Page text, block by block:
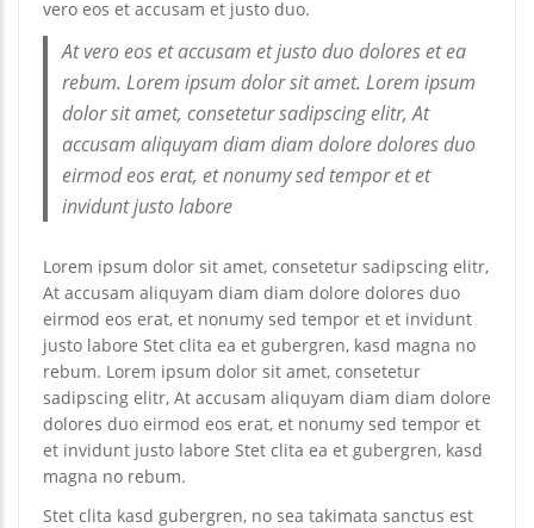
vero eos et accusam et justo duo.
At vero eos et accusam et justo duo dolores et ea
rebum. Lorem ipsum dolor sit amet. Lorem ipsum
dolor sit amet, consetetur sadipscing elitr, At
accusam aliquyam diam diam dolore dolores duo
eirmod eos erat, et nonumy sed tempor et et
invidunt justo labore
Lorem ipsum dolor sit amet, consetetur sadipscing elitr,
At accusam aliquyam diam diam dolore dolores duo
eirmod eos erat, et nonumy sed tempor et et invidunt
justo labore Stet clita ea et gubergren, kasd magna no
rebum. Lorem ipsum dolor sit amet, consetetur
sadipscing elitr, At accusam aliquyam diam diam dolore
dolores duo eirmod eos erat, et nonumy sed tempor et
et invidunt justo labore Stet clita ea et gubergren, kasd
magna no rebum.
Stet clita kasd gubergren, no sea takimata sanctus est